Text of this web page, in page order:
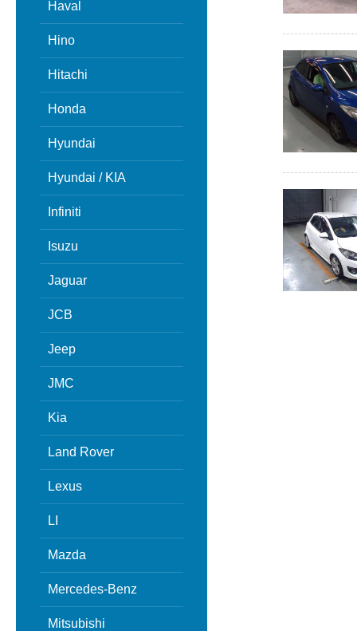
Haval
Hino
Hitachi
Honda
Hyundai
Hyundai / KIA
Infiniti
Isuzu
Jaguar
JCB
Jeep
JMC
Kia
Land Rover
Lexus
LI
Mazda
Mercedes-Benz
Mitsubishi